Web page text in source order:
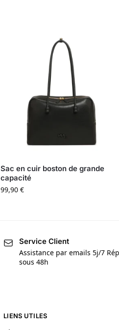
Sac en cuir boston de grande
capacité
99,90€
Service Client
Assistance par emails 5j/7
sous 48h
LIENS UTILES